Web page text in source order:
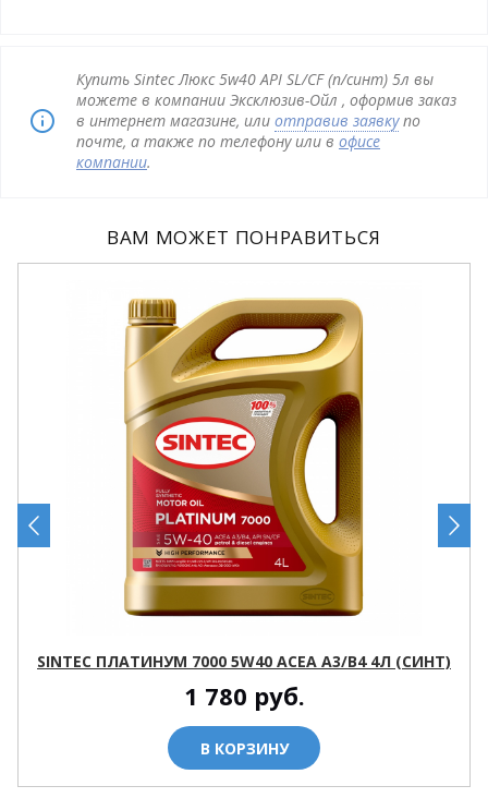
Купить Sintec Люкс 5w40 API SL/CF (п/синт) 5л вы
можете в компании Эксклюзив-Ойл , оформив заказ
в интернет магазине, или отправив заявкупо
почте, а также по телефону или в офисе
компании.
ВАМ МОЖЕТ ПОНРАВИТЬСЯ
SINTEC ПЛАТИНУМ 7000 5W40 ACEA A3/B4 4Л (СИНТ)
1 780 руб.
В КОРЗИНУ